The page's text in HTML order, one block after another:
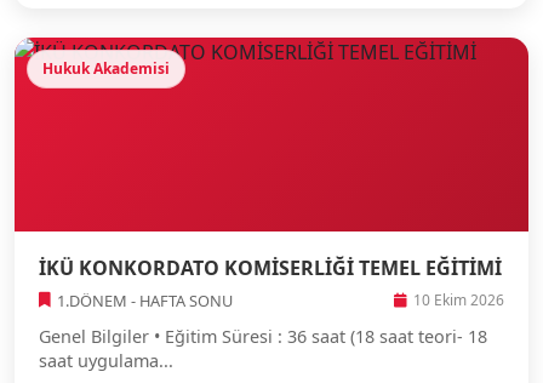
Hukuk Akademisi
İKÜ KONKORDATO KOMİSERLİĞİ TEMEL EĞİTİMİ
1.DÖNEM - HAFTA SONU 10 Ekim 2026
Genel Bilgiler • Eğitim Süresi : 36 saat (18 saat teori- 18
saat uygulama...